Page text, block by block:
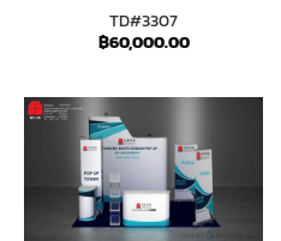
TD#3307
฿60,000.00